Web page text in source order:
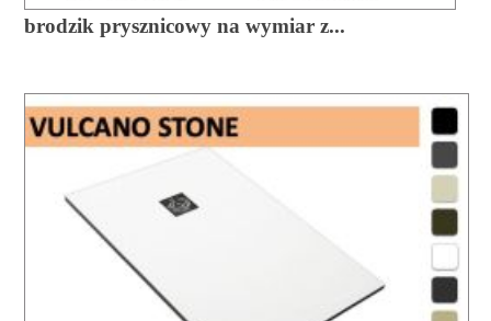
brodzik prysznicowy na wymiar z...